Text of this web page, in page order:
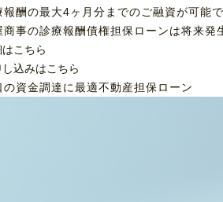
報酬の最大4ヶ月分までのご融資が可能で
商事の診療報酬債権担保ローンは将来発
こちら
し込みはこちら
の資金調達に最適不動産担保ローン